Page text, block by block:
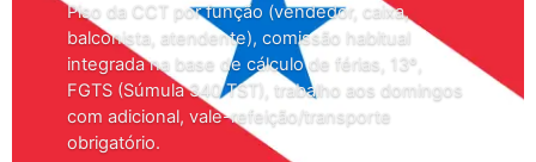
Piso da CCT por função (vendedor, caixa,
balconista, atendente), comissão habitual
integrada na base de cálculo de férias, 13º,
FGTS (Súmula 340 TST), trabalho aos domingos
com adicional, vale-refeição/transporte
obrigatório.